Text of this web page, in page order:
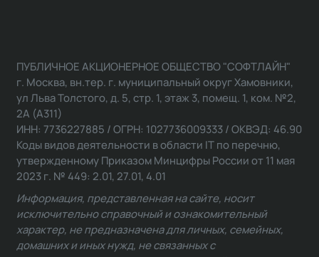
ПУБЛИЧНОЕ АКЦИОНЕРНОЕ ОБЩЕСТВО "СОФТЛАЙН"
г. Москва, вн.тер. г. муниципальный округ Хамовники,
ул Льва Толстого, д. 5, стр. 1, этаж 3, помещ. 1, ком. №2,
2А (А311)
ИНН: 7736227885 / ОГРН: 1027736009333 / ОКВЭД: 46.90
Коды видов деятельности в области IT по перечню,
утвержденному Приказом Минцифры России от 11 мая
2023 г. № 449: 2.01, 27.01, 4.01
Информация, представленная на сайте, носит
исключительно справочный и ознакомительный
характер, не предназначена для личных, семейных,
домашних и иных нужд, не связанных с